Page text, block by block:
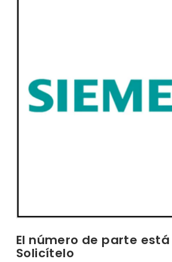
El número de parte
Solicítelo